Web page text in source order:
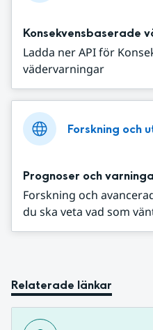
Konsekvensbaserade
Ladda ner API för
vädervarningar
Forskning och
Prognoser och
Forskning och
du ska veta vad som
Relaterade länkar